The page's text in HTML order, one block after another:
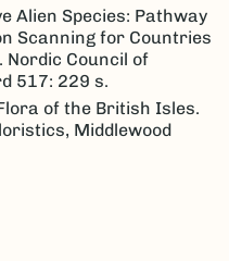
Alien Species: Pathway
Scanning for Countries
Nordic Council of
517: 229 s.
of the British Isles.
Middlewood